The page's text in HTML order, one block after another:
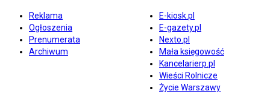
Reklama
Ogłoszenia
Prenumerata
Archiwum
E-kiosk.pl
E-gazety.pl
Nexto.pl
Mała księgowość
Kancelarierp.pl
Wieści Rolnicze
Życie Warszawy